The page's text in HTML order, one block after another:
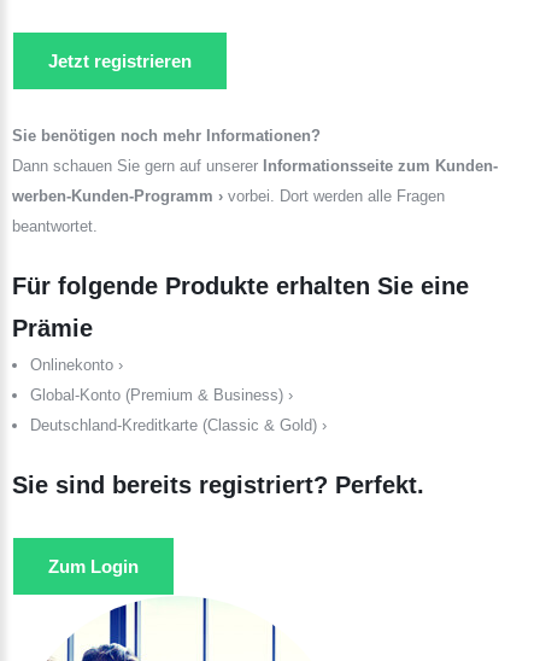
Jetzt registrieren
Sie benötigen noch mehr Informationen?
Dann schauen Sie gern auf unserer Informationsseite zum Kunden-
werben-Kunden-Programm › vorbei. Dort werden alle Fragen
beantwortet.
Für folgende Produkte erhalten Sie eine
Prämie
Onlinekonto ›
Global-Konto (Premium & Business) ›
Deutschland-Kreditkarte (Classic & Gold) ›
Sie sind bereits registriert? Perfekt.
Zum Login